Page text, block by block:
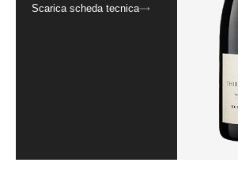
Scarica scheda tecnica